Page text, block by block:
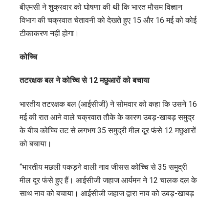
बीएमसी ने शुक्रवार को घोषणा की थी कि भारत मौसम विज्ञान
विभाग की चक्रवात चेतावनी को देखते हुए 15 और 16 मई को कोई
टीकाकरण नहीं होगा।
कोच्चि
तटरक्षक बल ने कोच्चि से 12 मछुआरों को बचाया
भारतीय तटरक्षक बल (आईसीजी) ने सोमवार को कहा कि उसने 16
मई की रात आने वाले चक्रवात तौके के कारण उबड़-खाबड़ समुद्र
के बीच कोच्चि तट से लगभग 35 समुद्री मील दूर फंसे 12 मछुआरों
को बचाया।
“भारतीय मछली पकड़ने वाली नाव जीसस कोच्चि से 35 समुद्री
मील दूर फंसे हुए हैं। आईसीजी जहाज आर्यमन ने 12 चालक दल के
साथ नाव को बचाया। आईसीजी जहाज द्वारा नाव को उबड़-खाबड़